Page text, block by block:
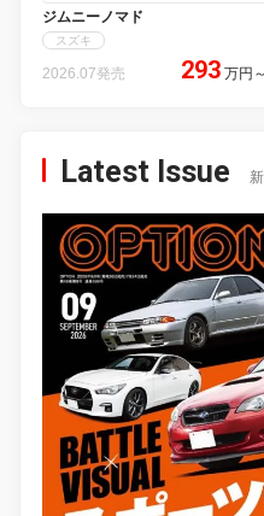
ジムニーノマド
スズキ
2026.07発売 293 万円 ～
Latest Issue